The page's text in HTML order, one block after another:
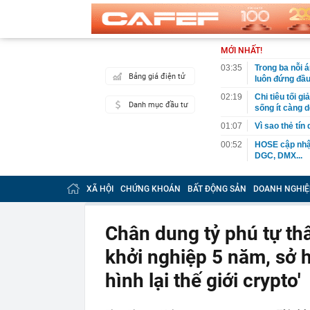
Bảng giá điện tử
Danh mục đầu tư
MỚI NHẤT!
03:35
Trong ba nỗi
luôn đứng
02:19
Chi tiêu tối
sống ít càng
01:07
Vì sao thẻ tín
00:52
HOSE cập
DGC, DMX...
00:12
Tiền lớn bất
phiếu Việt
00:05
Một doanh
00:04
Một yếu tố
23:40
Người đàn
sau bác sĩ
23:34
Nam ca sĩ rao
còn 400 tỷ
XÃ HỘI CHỨNG KHOÁN BẤT ĐỘNG SẢN DOANH
Chân dung tỷ phú tự
khởi nghiệp 5 năm, sở
hình lại thế giới crypto'